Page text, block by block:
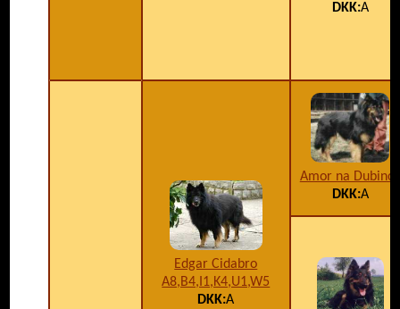
DKK:A
Edgar Cidabro
A8,B4,I1,K4,U1,W5
DKK:A
Amor na Dubince
DKK:A